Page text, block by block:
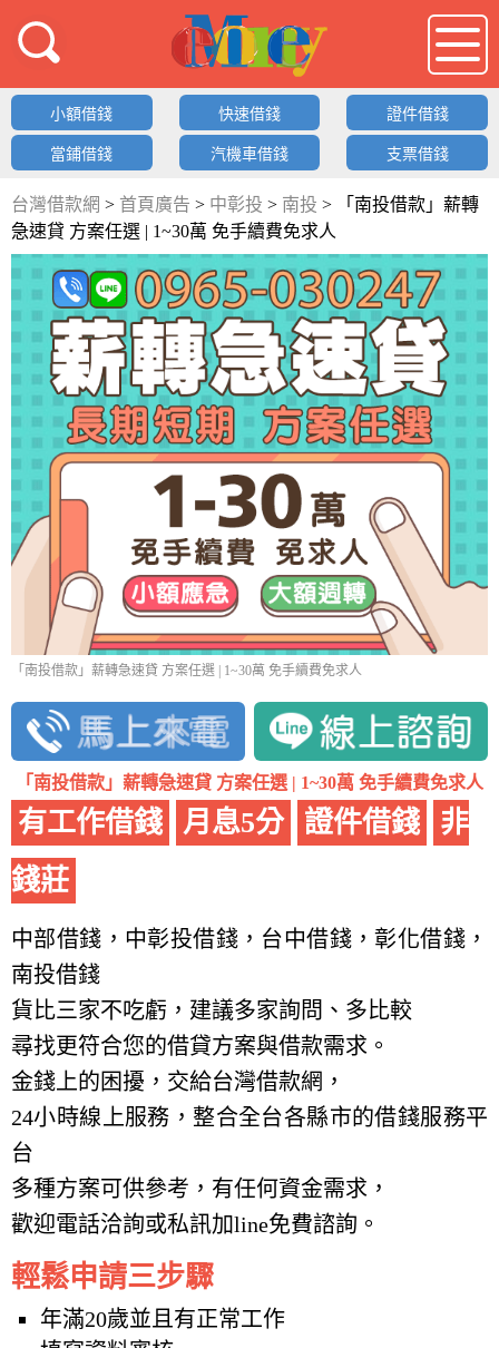
借錢LOGO
小額借錢 快速借錢 證件借錢
當鋪借錢 汽機車借錢 支票借錢
台灣借款網 > 首頁廣告 > 中彰投 > 南投 >
「南投借款」薪轉
急速貸 方案任選 | 1~30萬 免手續費免求人
「南投借款」薪轉急速貸 方案任選 | 1~30萬 免手續費免求人
「南投借款」薪轉急速貸 方案任選 | 1~30萬 免手續費免求人
有工作借錢 月息5分 證件借錢
非
錢莊
中部借錢，中彰投借錢，台中借錢，彰化借錢，
南投借錢
貨比三家不吃虧，建議多家詢問、多比較
尋找更符合您的借貸方案與借款需求。
金錢上的困擾，交給台灣借款網，
24小時線上服務，整合全台各縣市的借錢服務平
台
多種方案可供參考，有任何資金需求，
歡迎電話洽詢或私訊加line免費諮詢。
輕鬆申請三步驟
年滿20歲並且有正常工作